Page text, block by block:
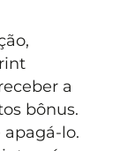
a
bônus.
apagá-lo.